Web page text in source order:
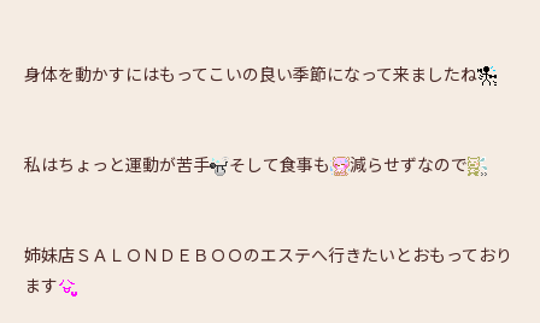
身体を動かすにはもってこいの良い季節になって来ましたね
私はちょっと運動が苦手 そして食事も 減らせずなので
姉妹店ＳＡＬＯＮＤＥＢＯＯのエステへ行きたいとおもっており
ます